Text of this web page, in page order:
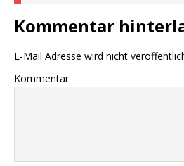
Kommentar
E-Mail Adresse wird nicht
Kommentar